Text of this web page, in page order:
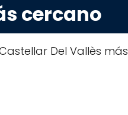
cercano
Del Vallès más